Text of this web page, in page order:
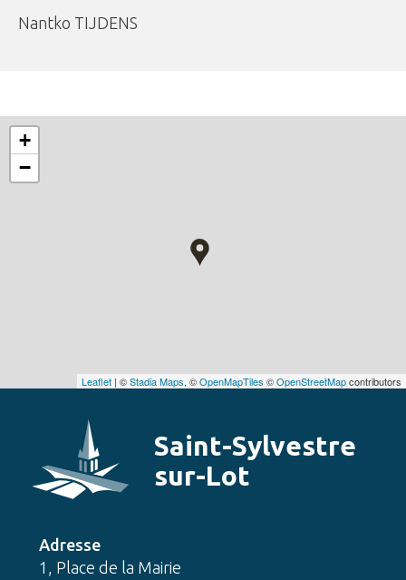
Nantko TIJDENS
Saint-Sylvestre
sur-Lot
Adresse
1, Place de la Mairie
+
−
Leaflet | ©Stadia Maps, ©OpenMapTiles ©OpenStreetMapcontributors